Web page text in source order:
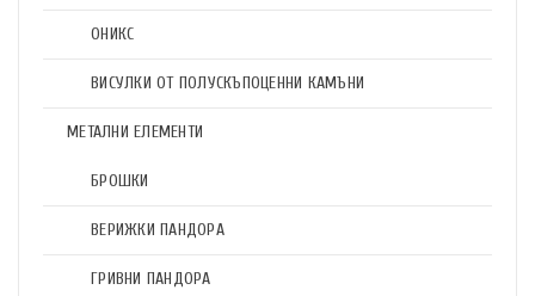
ОНИКС
ВИСУЛКИ ОТ ПОЛУСКЪПОЦЕННИ КАМЪНИ
МЕТАЛНИ ЕЛЕМЕНТИ
БРОШКИ
ВЕРИЖКИ ПАНДОРА
ГРИВНИ ПАНДОРА